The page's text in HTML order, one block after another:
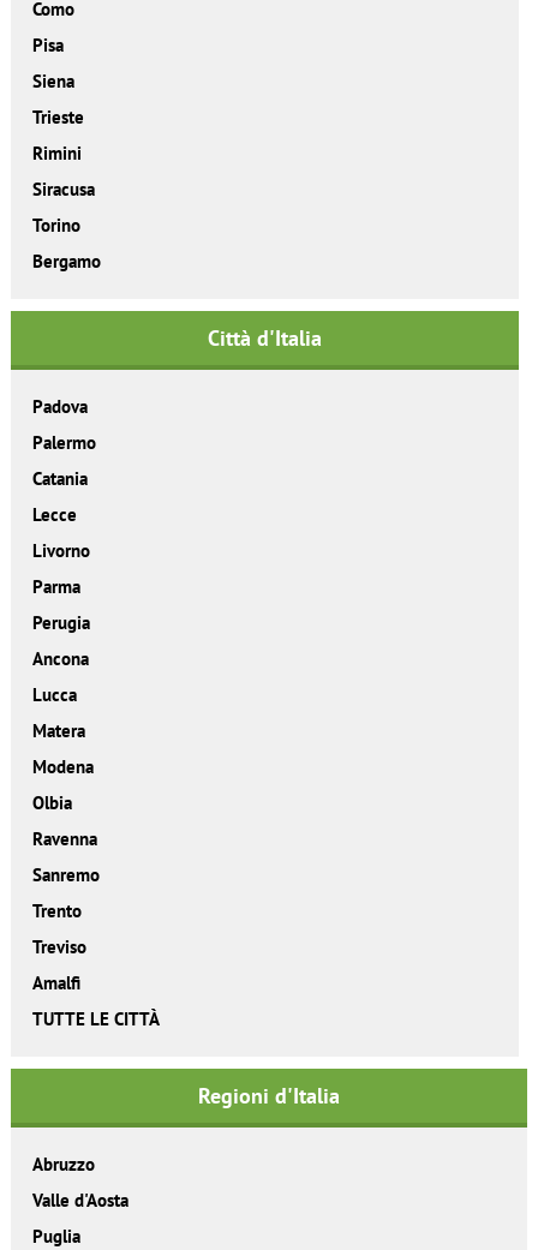
Como
Pisa
Siena
Trieste
Rimini
Siracusa
Torino
Bergamo
Città d'Italia
Padova
Palermo
Catania
Lecce
Livorno
Parma
Perugia
Ancona
Lucca
Matera
Modena
Olbia
Ravenna
Sanremo
Trento
Treviso
Amalfi
TUTTE LE CITTÀ
Regioni d'Italia
Abruzzo
Valle d'Aosta
Puglia